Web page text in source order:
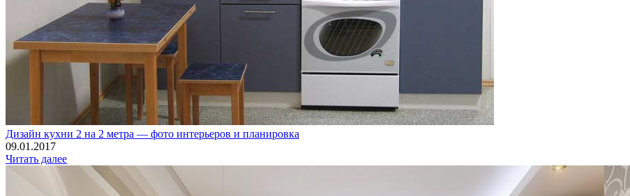
Дизайн кухни 2 на 2 метра — фото интерьеров и планировка
09.01.2017
Читать далее